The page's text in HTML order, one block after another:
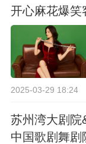
开心麻花爆笑
2025-03-29 18:24
苏州湾大剧院
中国歌剧舞剧